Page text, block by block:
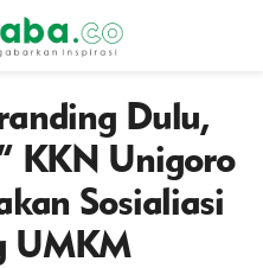
Dulu,
KKN Unigoro
Sosialiasi
UMKM